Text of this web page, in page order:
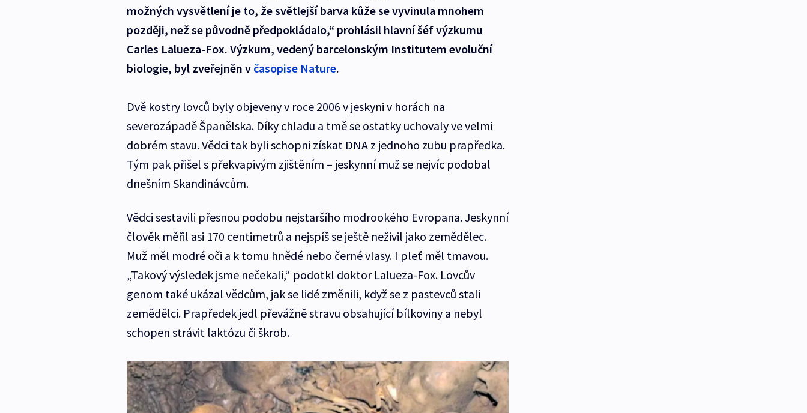
možných vysvětlení je to, že světlejší barva kůže se vyvinula mnohem
později, než se původně předpokládalo,“ prohlásil hlavní šéf výzkumu
Carles Lalueza-Fox. Výzkum, vedený barcelonským Institutem evoluční
biologie, byl zveřejněn v časopise Nature.
Dvě kostry lovců byly objeveny v roce 2006 v jeskyni v horách na
severozápadě Španělska. Díky chladu a tmě se ostatky uchovaly ve velmi
dobrém stavu. Vědci tak byli schopni získat DNA z jednoho zubu prapředka.
Tým pak přišel s překvapivým zjištěním – jeskynní muž se nejvíc podobal
dnešním Skandinávcům.
Vědci sestavili přesnou podobu nejstaršího modrookého Evropana. Jeskynní
člověk měřil asi 170 centimetrů a nejspíš se ještě neživil jako zemědělec.
Muž měl modré oči a k tomu hnědé nebo černé vlasy. I pleť měl tmavou.
„Takový výsledek jsme nečekali,“ podotkl doktor Lalueza-Fox. Lovcův
genom také ukázal vědcům, jak se lidé změnili, když se z pastevců stali
zemědělci. Prapředek jedl převážně stravu obsahující bílkoviny a nebyl
schopen strávit laktózu či škrob.